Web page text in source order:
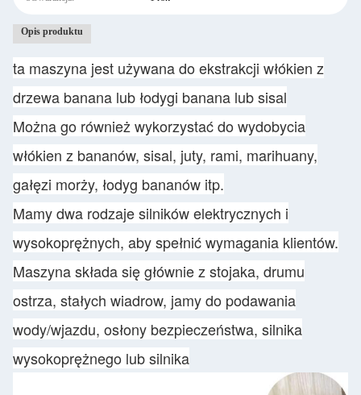
Opis produktu
ta maszyna jest używana do ekstrakcji włókien z
drzewa banana lub łodygi banana lub sisal
Można go również wykorzystać do wydobycia
włókien z bananów, sisal, juty, rami, marihuany,
gałęzi morży, łodyg bananów itp.
Mamy dwa rodzaje silników elektrycznych i
wysokoprężnych, aby spełnić wymagania klientów.
Maszyna składa się głównie z stojaka, drumu
ostrza, stałych wiadrow, jamy do podawania
wody/wjazdu, osłony bezpieczeństwa, silnika
wysokoprężnego lub silnika